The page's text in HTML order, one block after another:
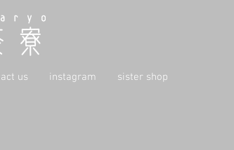
us instagram sister shop